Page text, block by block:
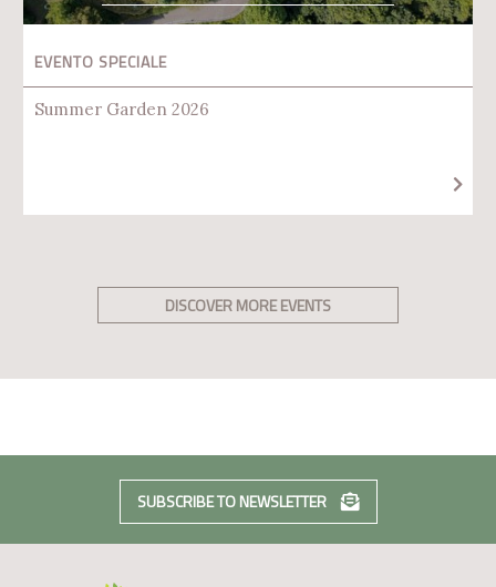
EVENTO SPECIALE
Summer Garden 2026
DISCOVER MORE EVENTS
SUBSCRIBE TO NEWSLETTER